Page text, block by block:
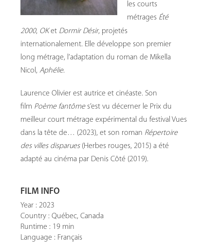
les courts
métrages Été
2000, OKet Dormir Désir, projetés
internationalement. Elle développe son premier
long métrage, l’adaptation du roman de Mikella
Nicol, Aphélie.
Laurence Olivier est autrice et cinéaste. Son
film Poème fantômes’est vu décerner le Prix du
meilleur court métrage expérimental du festival Vues
dans la tête de… (2023), et son roman Répertoire
des villes disparues(Herbes rouges, 2015) a été
adapté au cinéma par Denis Côté (2019).
FILM INFO
Year : 2023
Country : Québec, Canada
Runtime : 19 min
Language : Français